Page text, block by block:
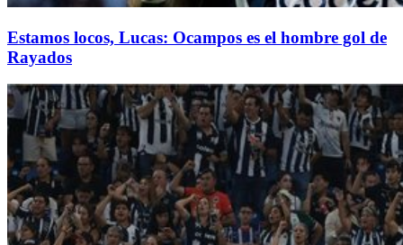
Estamos locos, Lucas: Ocampos es el hombre gol de
Rayados